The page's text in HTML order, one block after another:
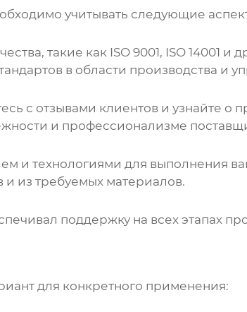
учитывать следующие
такие как ISO 9001, ISO 14001 и
в области производства и
с отзывами клиентов и узнайте о
и профессионализме
и технологиями для выполнения
и из требуемых материалов.
поддержку на всех этапах
для конкретного применения: